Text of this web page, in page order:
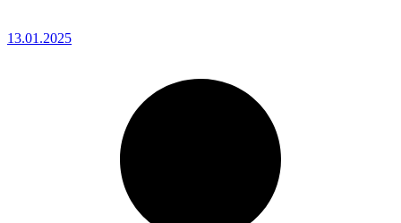
13.01.2025